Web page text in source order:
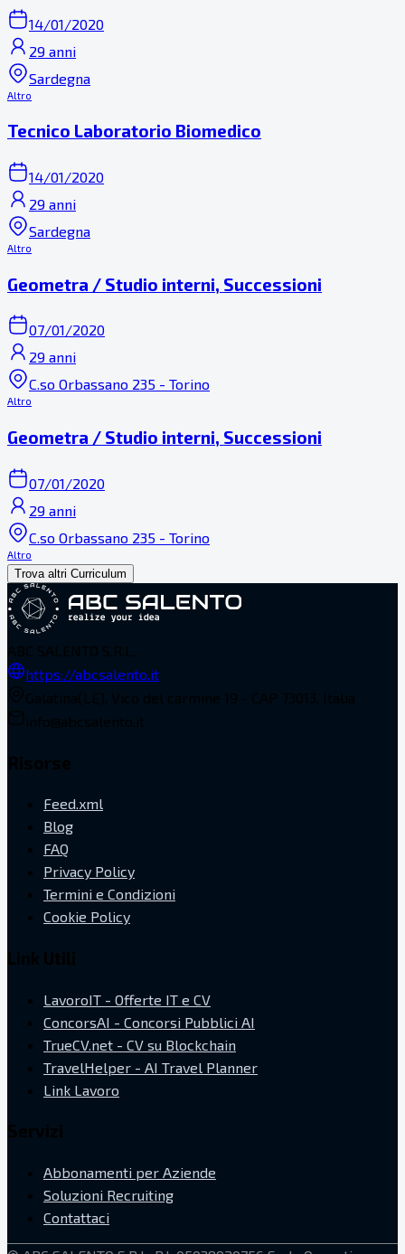
14/01/2020
29 anni
Sardegna
Altro
Tecnico Laboratorio Biomedico
14/01/2020
29 anni
Sardegna
Altro
Geometra / Studio interni, Successioni
07/01/2020
29 anni
C.so Orbassano 235 - Torino
Altro
Geometra / Studio interni, Successioni
07/01/2020
29 anni
C.so Orbassano 235 - Torino
Altro
Trova altri Curriculum
https://abcsalento.it
Feed.xml
Blog
FAQ
Privacy Policy
Termini e Condizioni
Cookie Policy
LavoroIT - Offerte IT e CV
ConcorsAI - Concorsi Pubblici AI
TrueCV.net - CV su Blockchain
TravelHelper - AI Travel Planner
Link Lavoro
Abbonamenti per Aziende
Soluzioni Recruiting
Contattaci